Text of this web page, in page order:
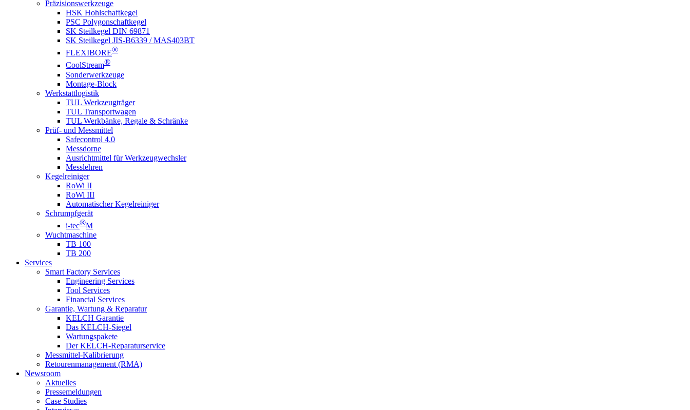
Präzisionswerkzeuge
HSK Hohlschaftkegel
PSC Polygonschaftkegel
SK Steilkegel DIN 69871
SK Steilkegel JIS-B6339 / MAS403BT
FLEXIBORE®
CoolStream®
Sonderwerkzeuge
Montage-Block
Werkstattlogistik
TUL Werkzeugträger
TUL Transportwagen
TUL Werkbänke, Regale & Schränke
Prüf- und Messmittel
Safecontrol 4.0
Messdorne
Ausrichtmittel für Werkzeugwechsler
Messlehren
Kegelreiniger
RoWi II
RoWi III
Automatischer Kegelreiniger
Schrumpfgerät
i-tec®M
Wuchtmaschine
TB 100
TB 200
Services
Smart Factory Services
Engineering Services
Tool Services
Financial Services
Garantie, Wartung & Reparatur
KELCH Garantie
Das KELCH-Siegel
Wartungspakete
Der KELCH-Reparaturservice
Messmittel-Kalibrierung
Retourenmanagement (RMA)
Newsroom
Aktuelles
Pressemeldungen
Case Studies